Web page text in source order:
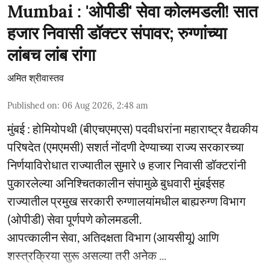
Mumbai : 'ओपीडी' सेवा कोलमडली! सात
हजार निवासी डॉक्टर संपावर; रुग्णांच्या
लांबच लांब रांगा
अमित श्रीवास्तव
Published on: 06 Aug 2026, 2:48 am
मुंबई : होमियोपथी (बीएचएमएस) पदवीधरांना महाराष्ट्र वैद्यकीय
परिषदेत (एमएमसी) सशर्त नोंदणी देण्याच्या राज्य सरकारच्या
निर्णयाविरोधात राज्यातील सुमारे ७ हजार निवासी डॉक्टरांनी
पुकारलेल्या अनिश्चितकालीन संपामुळे बुधवारी मुंबईसह
राज्यातील प्रमुख सरकारी रुग्णालयांमधील बाह्यरुग्ण विभाग
(ओपीडी) सेवा पूर्णपणे कोलमडली.
आपत्कालीन सेवा, अतिदक्षता विभाग (आयसीयू) आणि
शस्त्रक्रिया सुरू असल्या तरी अनेक ...